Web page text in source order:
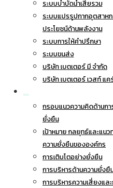
ระบบบำบัดน้ำเสียรวม
ระบบแปรรูปกากอุตสาห
ประโยชน์ด้านพลังงาน
ระบบการให้คำปรึกษา
ระบบขนส่ง
บริษัท เบตเตอร์ มี จำกัด
บริษัท เบตเตอร์ เวสท์ แค
กรอบแนวความคิดด้านก
ยั่งยืน
เป้าหมาย กลยุทธ์และแน
ความยั่งยืนขององค์กร
การเติบโตอย่างยั่งยืน
การบริหารด้านความยั่งยื
การบริหารความเสี่ยงแล